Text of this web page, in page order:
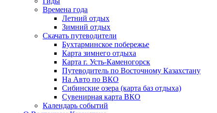
Времена года
Летний отдых
Зимний отдых
Скачать путеводители
Бухтарминское побережье
Карта зимнего отдыха
Карта г. Усть-Каменогорск
Путеводитель по Восточному Казахстану
На Авто по ВКО
Сибинские озера (карта баз отдыха)
Сувенирная карта ВКО
Календарь событий